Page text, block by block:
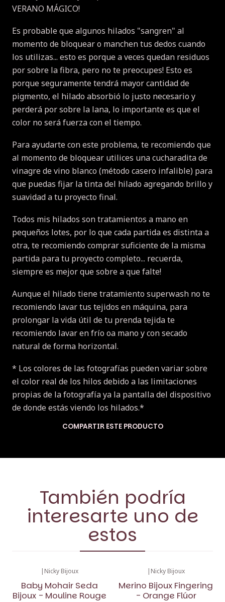
VERANO MÁGICO!
Es probable que algunos hilados "sangren" al
momento de bloquear o manchen tus dedos cuando
los utilizas... esto es porque a veces quedan residuos
por sobre la fibra, pero no te preocupes! Esto es
porque seguramente tendrá mayor cantidad de
pigmento, el hilado absorbió lo justo necesario y
perderá por sobre la lana, lo importante es que el
color no será fuerza con el tiempo.
Para ayudarte con este problema, te recomiendo que
al momento de bloquear utilices una cucharadita de
vinagre de vino blanco (método casero infalible) para
que puedas fijar la tinta del hilado agregando brillo y
suavidad a tu proyecto final.
Todos mis hilados son tratamientos a mano en
pequeños lotes, por lo que cada partida es distinta a
otra, te recomiendo comprar suficiente de la misma
partida para tu proyecto completo... recuerda,
siempre es mejor que sobre a que falte!
Aunque el hilado tiene tratamiento superwash no te
recomiendo lavar tus tejidos en máquina, para
prolongar la vida útil de tu prenda tejida te
recomiendo lavar en frío oa mano y con secado
natural de forma horizontal.
* Los colores de las fotografías pueden variar sobre
el color real de los hilos debido a las limitaciones
propias de la fotografía ya la pantalla del dispositivo
de donde estás viendo los hilados.*
COMPARTIR ESTE PRODUCTO
También podría
interesarte uno de
estos
| Nicky Bijoux
Baby Mohair Seda
Bijoux - Mouline Rouge
| Nicky Bijoux
Merino Bijoux Fingering
- Orange Flúor